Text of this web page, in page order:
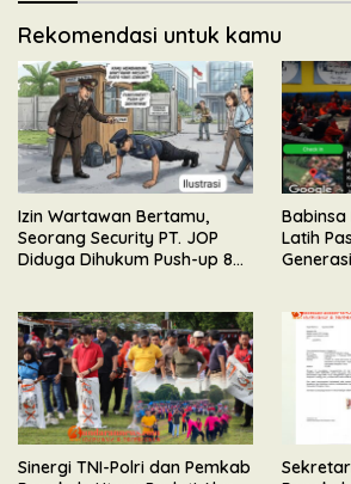
Rekomendasi untuk kamu
Izin Wartawan Bertamu,
Seorang Security PT. JOP
Diduga Dihukum Push-up 80
Latih
Sinergi TNI-Polri dan Pemkab